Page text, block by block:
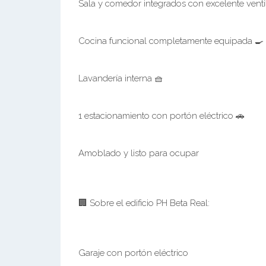
Sala y comedor integrados con excelente
Cocina funcional completamente equipada 🍳
Lavandería interna 🧺
1 estacionamiento con portón eléctrico 🚗
Amoblado y listo para ocupar
🏢 Sobre el edificio PH Beta Real:
Garaje con portón eléctrico